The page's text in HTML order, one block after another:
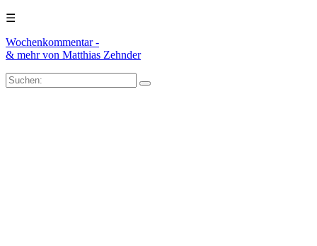
☰
Wochenkommentar -
& mehrvon Matthias Zehnder